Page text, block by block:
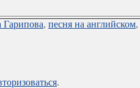
Гарипова, песня на английском,
.